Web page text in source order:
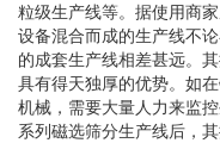
粒级生产线等。据使用商
设备混合而成的生产线不
的成套生产线相差甚远。
具有得天独厚的优势。如
机械，需要大量人力来监
系列磁选筛分生产线后，